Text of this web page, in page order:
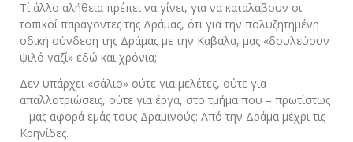
Τί άλλο αλήθεια πρέπει να γίνει, για να καταλάβουν οι
τοπικοί παράγοντες της Δράμας, ότι για την πολυζητημένη
οδική σύνδεση της Δράμας με την Καβάλα, μας «δουλεύουν
ψιλό γαζί» εδώ και χρόνια;
Δεν υπάρχει «σάλιο» ούτε για μελέτες, ούτε για
απαλλοτριώσεις, ούτε για έργα, στο τμήμα που – πρωτίστως
– μας αφορά εμάς τους Δραμινούς: Από την Δράμα μέχρι τις
Κρηνίδες.